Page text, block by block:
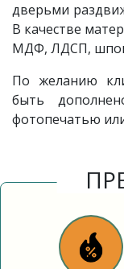
дверьми
В качестве
МДФ, ЛДСП, шпон
По желанию
быть
фотопечатью